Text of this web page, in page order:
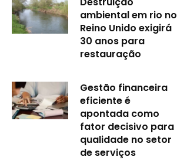
ambiental em rio no
Reino Unido exigirá
30 anos para
restauração
Gestão financeira
eficiente é
apontada como
fator decisivo para
qualidade no setor
de serviços